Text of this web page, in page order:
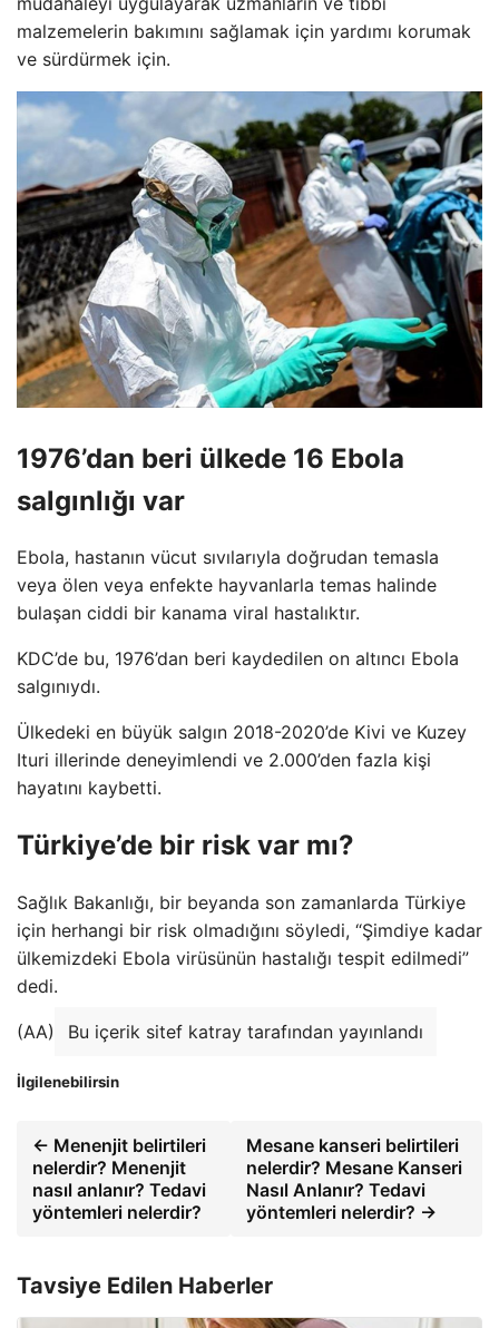
malzemelerin bakımını sağlamak için yardımı korumak
ve sürdürmek için.
1976’dan beri ülkede 16 Ebola
salgınlığı var
Ebola, hastanın vücut sıvılarıyla doğrudan temasla
veya ölen veya enfekte hayvanlarla temas halinde
bulaşan ciddi bir kanama viral hastalıktır.
KDC’de bu, 1976’dan beri kaydedilen on altıncı Ebola
salgınıydı.
Ülkedeki en büyük salgın 2018-2020’de Kivi ve Kuzey
Ituri illerinde deneyimlendi ve 2.000’den fazla kişi
hayatını kaybetti.
Türkiye’de bir risk var mı?
Sağlık Bakanlığı, bir beyanda son zamanlarda Türkiye
için herhangi bir risk olmadığını söyledi, “Şimdiye kadar
ülkemizdeki Ebola virüsünün hastalığı tespit edilmedi”
dedi.
(AA) Bu içerik sitef katray tarafından yayınlandı
İlgilenebilirsin
← Menenjit belirtileri
nelerdir? Menenjit
nasıl anlanır? Tedavi
yöntemleri nelerdir?
Mesane kanseri belirtileri
nelerdir? Mesane Kanseri
Nasıl Anlanır? Tedavi
yöntemleri nelerdir? →
Tavsiye Edilen Haberler